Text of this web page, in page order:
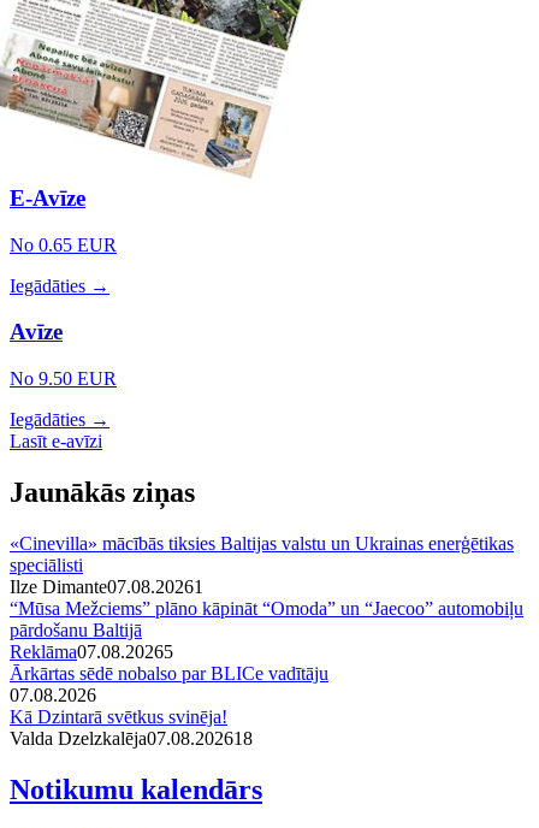
E-Avīze
No 0.65 EUR
Iegādāties →
Avīze
No 9.50 EUR
Iegādāties →
Lasīt e-avīzi
Jaunākās ziņas
«Cinevilla» mācībās tiksies Baltijas valstu un Ukrainas enerģētikas
speciālisti
Ilze Dimante07.08.20261
“Mūsa Mežciems” plāno kāpināt “Omoda” un “Jaecoo” automobiļu
pārdošanu Baltijā
Reklāma07.08.20265
Ārkārtas sēdē nobalso par BLICe vadītāju
07.08.2026
Kā Dzintarā svētkus svinēja!
Valda Dzelzkalēja07.08.202618
Notikumu kalendārs